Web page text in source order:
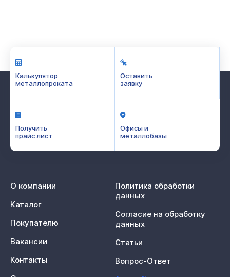
Калькулятор
металлопроката
Оставить
заявку
Получить
прайс лист
Офисы и
металлобазы
О компании
Каталог
Покупателю
Вакансии
Контакты
Политика обработки
данных
Согласие на обработку
данных
Статьи
Вопрос-Ответ